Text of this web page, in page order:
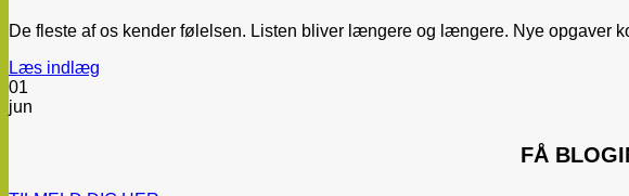
De fleste af os kender følelsen. Listen bliver længere og længere. Nye opgaver
Læs indlæg
01
jun
FÅ